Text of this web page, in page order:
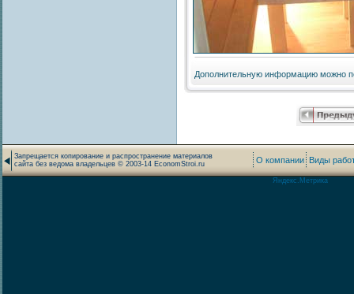
Дополнительную информацию можно
Запрещается копирование и распространение материалов
сайта без ведома владельцев © 2003-14 EconomStroi.ru
О компании Виды